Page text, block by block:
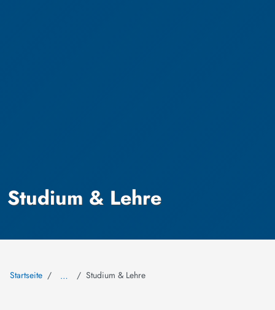
Studium & Lehre
Startseite … Studium & Lehre